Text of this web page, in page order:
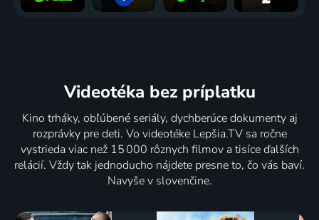
Videotéka bez príplatku
Kino trháky, obľúbené seriály, dychberúce dokumenty aj
rozprávky pre deti. Vo videotéke Lepšia.TV sa ročne
vystrieda viac než 15 000 rôznych filmov a tisíce ďalších
relácií. Vždy tak jednoducho nájdete presne to, čo vás baví.
Navyše v slovenčine.